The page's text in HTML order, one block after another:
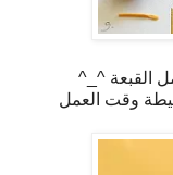
القبعة ^_^
وقت العمل